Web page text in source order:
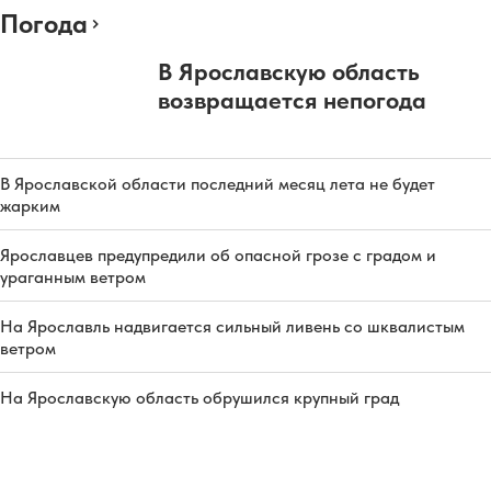
Погода
В Ярославскую область
возвращается непогода
В Ярославской области последний месяц лета не будет
жарким
Ярославцев предупредили об опасной грозе с градом и
ураганным ветром
На Ярославль надвигается сильный ливень со шквалистым
ветром
На Ярославскую область обрушился крупный град